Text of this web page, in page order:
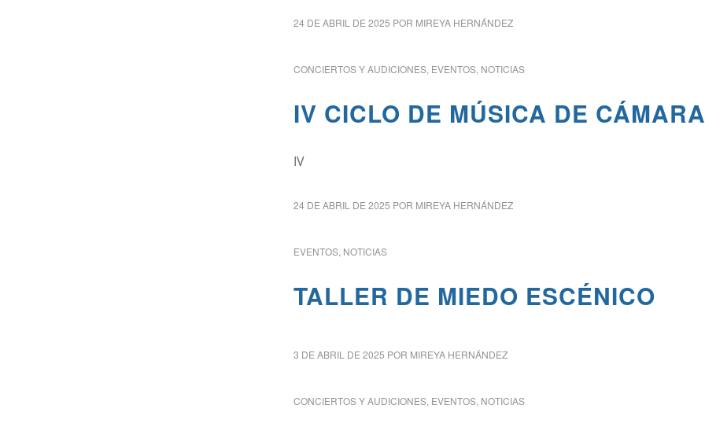
24 DE ABRIL DE 2025 POR MIREYA HERNÁNDEZ
CONCIERTOS Y AUDICIONES, EVENTOS, NOTICIAS
IV CICLO DE MÚSICA DE CÁMARA
IV
24 DE ABRIL DE 2025 POR MIREYA HERNÁNDEZ
EVENTOS, NOTICIAS
TALLER DE MIEDO ESCÉNICO
3 DE ABRIL DE 2025 POR MIREYA HERNÁNDEZ
CONCIERTOS Y AUDICIONES, EVENTOS, NOTICIAS